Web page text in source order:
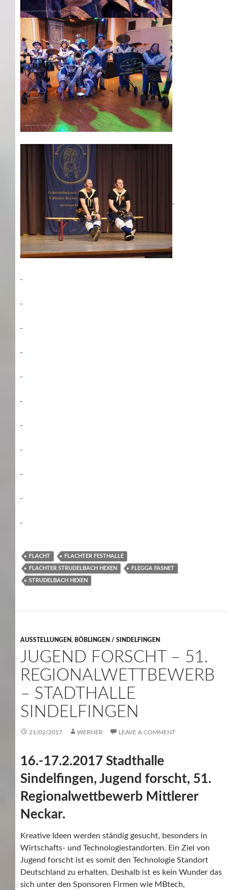
FLACHT FLACHTER FESTHALLE
FLACHTER STRUDELBACH HEXEN FLEGGA FASNET
STRUDELBACH HEXEN
AUSSTELLUNGEN, BÖBLINGEN / SINDELFINGEN
JUGEND FORSCHT – 51.
REGIONALWETTBEWERB
– STADTHALLE
SINDELFINGEN
21/02/2017 WERNER LEAVE A COMMENT
16.-17.2.2017 Stadthalle
Sindelfingen, Jugend forscht, 51.
Regionalwettbewerb Mittlerer
Neckar.
Kreative Ideen werden ständig gesucht, besonders in
Wirtschafts- und Technologiestandorten. Ein Ziel von
Jugend forscht ist es somit den Technologie Standort
Deutschland zu erhalten. Deshalb ist es kein Wunder das
sich unter den Sponsoren Firmen wie MBtech,